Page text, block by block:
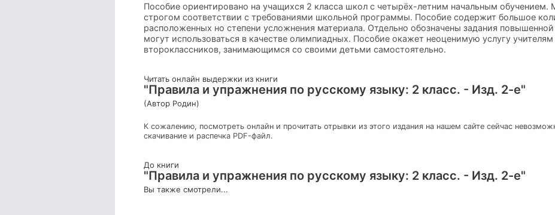
Пособие ориентировано на учащихся 2 класса школ с четырёх-летним начальным обучением.
строгом соответствии с требованиями школьной программы. Пособие содержит большое
расположенных но степени усложнения материала. Отдельно обозначены задания
могут использоваться в качестве олимпиадных. Пособие окажет неоценимую услугу
второклассников, занимающимся со своими детьми самостоятельно.
Читать онлайн выдержки из книги
"Правила и упражнения по русскому языку: 2 класс. - Изд. 2-е"
(Автор Родин)
К сожалению, посмотреть онлайн и прочитать отрывки из этого издания на нашем сайте сейчас
скачивание и распечка PDF-файл.
До книги
"Правила и упражнения по русскому языку: 2 класс. - Изд. 2-е"
Вы также смотрели...